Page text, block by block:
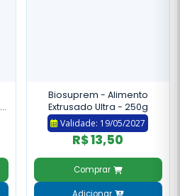
Biosuprem - Alimento
Extrusado Ultra - 250g
Validade: 19/05/2027
R$ 13,50
Comprar